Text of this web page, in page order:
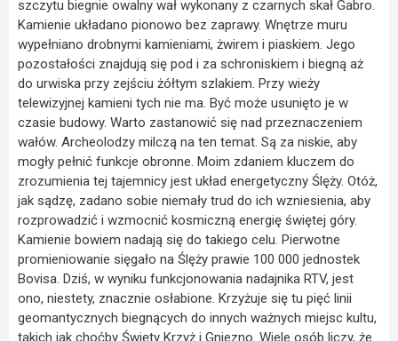
szczytu biegnie owalny wał wykonany z czarnych skał Gabro.
Kamienie układano pionowo bez zaprawy. Wnętrze muru
wypełniano drobnymi kamieniami, żwirem i piaskiem. Jego
pozostałości znajdują się pod i za schroniskiem i biegną aż
do urwiska przy zejściu żółtym szlakiem. Przy wieży
telewizyjnej kamieni tych nie ma. Być może usunięto je w
czasie budowy. Warto zastanowić się nad przeznaczeniem
wałów. Archeolodzy milczą na ten temat. Są za niskie, aby
mogły pełnić funkcje obronne. Moim zdaniem kluczem do
zrozumienia tej tajemnicy jest układ energetyczny Ślęży. Otóż,
jak sądzę, zadano sobie niemały trud do ich wzniesienia, aby
rozprowadzić i wzmocnić kosmiczną energię świętej góry.
Kamienie bowiem nadają się do takiego celu. Pierwotne
promieniowanie sięgało na Ślęży prawie 100 000 jednostek
Bovisa. Dziś, w wyniku funkcjonowania nadajnika RTV, jest
ono, niestety, znacznie osłabione. Krzyżuje się tu pięć linii
geomantycznych biegnących do innych ważnych miejsc kultu,
takich jak choćby Święty Krzyż i Gniezno. Wiele osób liczy, że